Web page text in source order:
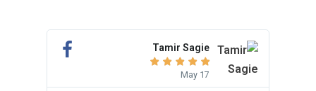
Tamir Sagie





May 17